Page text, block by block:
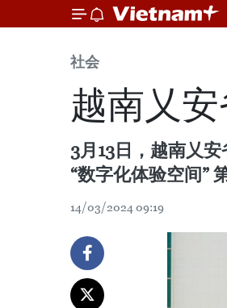
社会
越南乂
3月13日，越南乂
“数字化体验空间”
14/03/2024 09:19